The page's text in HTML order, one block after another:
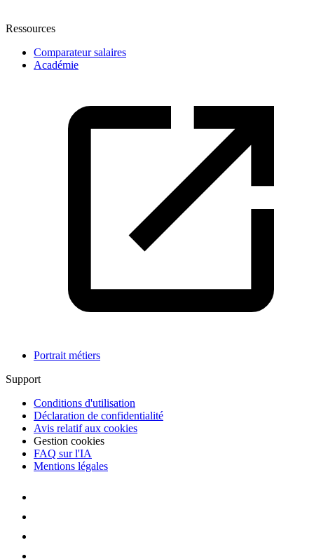
Ressources
Comparateur salaires
Académie
Portrait métiers
Support
Conditions d'utilisation
Déclaration de confidentialité
Avis relatif aux cookies
Gestion cookies
FAQ sur l'IA
Mentions légales